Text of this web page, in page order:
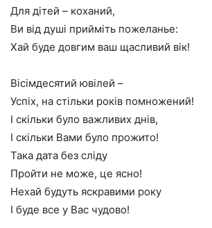
Для дітей – коханий,
Ви від душі прийміть пожеланье:
Хай буде довгим ваш щасливий вік!
Вісімдесятий ювілей –
Успіх, на стільки років помножений!
І скільки було важливих днів,
І скільки Вами було прожито!
Така дата без сліду
Пройти не може, це ясно!
Нехай будуть яскравими року
І буде все у Вас чудово!